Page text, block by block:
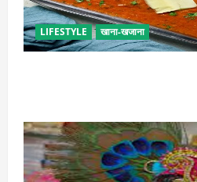
LIFESTYLE खाना-खजाना